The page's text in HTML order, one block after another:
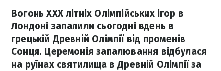
Вогонь XXX літніх Олімпійських ігор в
Лондоні запалили сьогодні вдень в
грецькій Древній Олімпії від променів
Сонця. Церемонія запалювання відбулася
на руїнах святилища в Древній Олімпії за